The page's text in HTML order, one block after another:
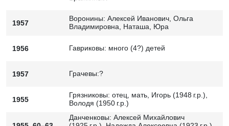
1957
Воронины: Алексей Иванович, Ольга
Владимировна, Наташа, Юра
1956 Гавриковы: много (4?) детей
1957 Грачевы:?
1955
Грязниковы: отец, мать, Игорь (1948 г.р.),
Володя (1950 г.р.)
Данченковы: Алексей Михайлович